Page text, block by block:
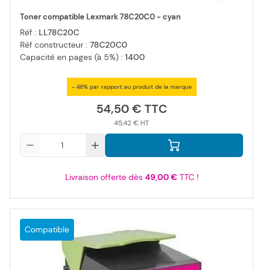
Toner compatible Lexmark 78C20C0 - cyan
Réf : LL78C20C
Réf constructeur : 78C20C0
Capacité en pages (à 5%) : 1400
- 46% par rapport au produit de la marque
54,50 €
45,42 €
Livraison offerte dès 49,00 €TTC !
Compatible